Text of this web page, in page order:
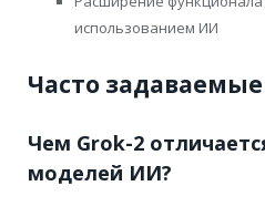
использованием ИИ
Часто
Чем Grok-2
моделей ИИ?